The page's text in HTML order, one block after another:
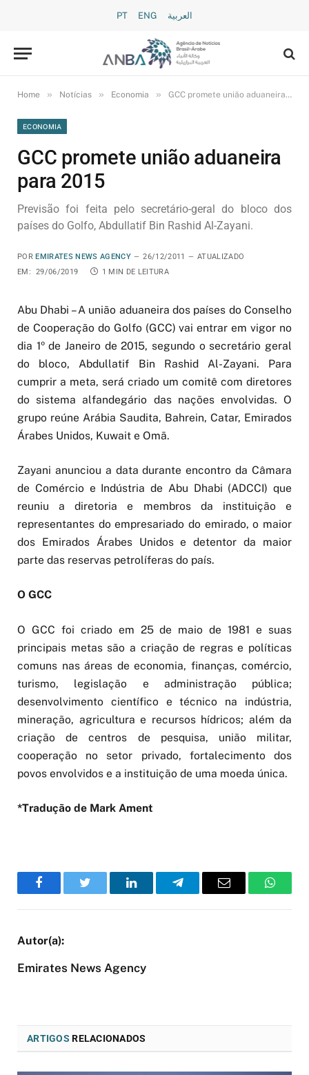
PT ENG العربية
Home » Notícias » Economia » GCC promete união aduaneira para 2015
ECONOMIA
GCC promete união aduaneira
para 2015
Previsão foi feita pelo secretário-geral do bloco dos
países do Golfo, Abdullatif Bin Rashid Al-Zayani.
POR EMIRATES NEWS AGENCY 26/12/2011
ATUALIZADO
EM:
29/06/2019 1 MIN DE LEITURA
Abu Dhabi – A união aduaneira dos países do Conselho
de Cooperação do Golfo (GCC) vai entrar em vigor no
dia 1º de Janeiro de 2015, segundo o secretário geral
do bloco, Abdullatif Bin Rashid Al-Zayani. Para
cumprir a meta, será criado um comitê com diretores
do sistema alfandegário das nações envolvidas. O
grupo reúne Arábia Saudita, Bahrein, Catar, Emirados
Árabes Unidos, Kuwait e Omã.
Zayani anunciou a data durante encontro da Câmara
de Comércio e Indústria de Abu Dhabi (ADCCI) que
reuniu a diretoria e membros da instituição e
representantes do empresariado do emirado, o maior
dos Emirados Árabes Unidos e detentor da maior
parte das reservas petrolíferas do país.
O GCC
O GCC foi criado em 25 de maio de 1981 e suas
principais metas são a criação de regras e políticas
comuns nas áreas de economia, finanças, comércio,
turismo, legislação e administração pública;
desenvolvimento científico e técnico na indústria,
mineração, agricultura e recursos hídricos; além da
criação de centros de pesquisa, união militar,
cooperação no setor privado, fortalecimento dos
povos envolvidos e a instituição de uma moeda única.
*Tradução de Mark Ament
FacebookTwitter LinkedInTelegramEmail
Emirates News Agency
ARTIGOS RELACIONADOS